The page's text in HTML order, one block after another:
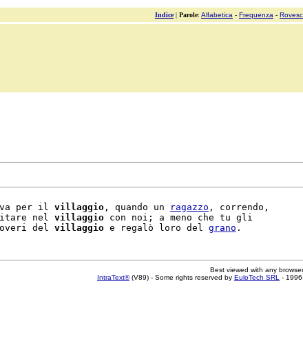
Indice| Parole: Alfabetica - Frequenza -
per il villaggio , quando un ragazzo , correndo,
nel villaggio con noi; a meno che tu gli
del villaggio e regalò loro del grano
Best viewed with any
IntraText®(V89) - Some rights reserved by EuloTech SRL -